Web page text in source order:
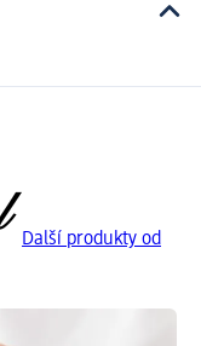
Další produkty od